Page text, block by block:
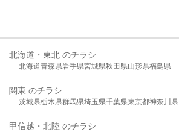
北海道・東北 のチラシ
北海道青森県岩手県宮城県秋田県山形県福島県
関東 のチラシ
茨城県栃木県群馬県埼玉県千葉県東京都神奈川県
甲信越・北陸 のチラシ